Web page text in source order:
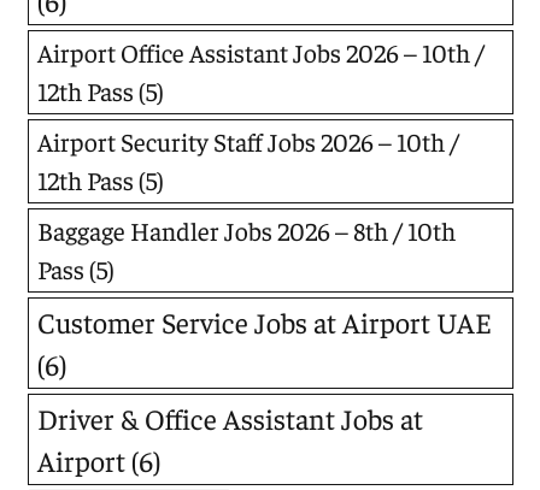
Airport Office Assistant Jobs 2026 – 10th /
12th Pass(5)
Airport Security Staff Jobs 2026 – 10th /
12th Pass(5)
Baggage Handler Jobs 2026 – 8th / 10th
Pass(5)
Customer Service Jobs at Airport UAE
(6)
Driver & Office Assistant Jobs at
Airport (6)